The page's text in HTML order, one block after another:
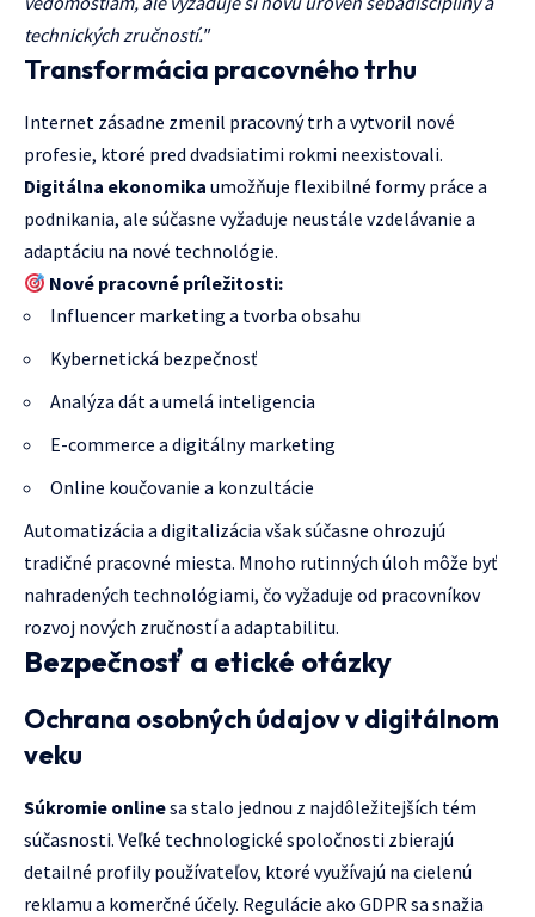
technických zručností."
Transformácia pracovného trhu
Internet zásadne zmenil pracovný trh a vytvoril nové
profesie, ktoré pred dvadsiatimi rokmi neexistovali.
Digitálna ekonomika umožňuje flexibilné formy práce a
podnikania, ale súčasne vyžaduje neustále vzdelávanie a
adaptáciu na nové technológie.
Nové pracovné príležitosti:
Influencer marketing a tvorba obsahu
Kybernetická bezpečnosť
Analýza dát a umelá inteligencia
E-commerce a digitálny marketing
Online koučovanie a konzultácie
Automatizácia a digitalizácia však súčasne ohrozujú
tradičné pracovné miesta. Mnoho rutinných úloh môže byť
nahradených technológiami, čo vyžaduje od pracovníkov
rozvoj nových zručností a adaptabilitu.
Bezpečnosť a etické otázky
Ochrana osobných údajov v digitálnom
veku
Súkromie onlinesa stalo jednou z najdôležitejších tém
súčasnosti. Veľké technologické spoločnosti zbierajú
detailné profily používateľov, ktoré využívajú na cielenú
reklamu a komerčné účely. Regulácie ako GDPR sa snažia